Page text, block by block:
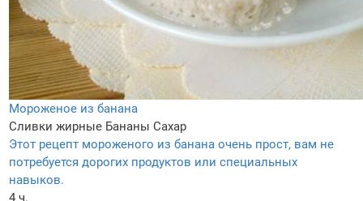
Мороженое из банана
Сливки жирные Бананы Сахар
Этот рецепт мороженого из банана очень прост, вам не
потребуется дорогих продуктов или специальных
навыков.